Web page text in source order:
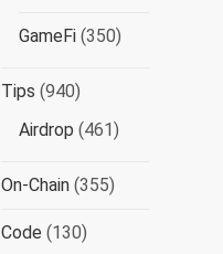
GameFi (350)
Tips (940)
Airdrop (461)
On-Chain (355)
Code (130)